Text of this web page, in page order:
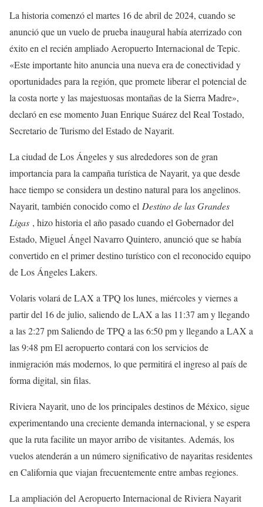
La historia comenzó el martes 16 de abril de 2024, cuando se
anunció que un vuelo de prueba inaugural había aterrizado con
éxito en el recién ampliado Aeropuerto Internacional de Tepic.
«Este importante hito anuncia una nueva era de conectividad y
oportunidades para la región, que promete liberar el potencial de
la costa norte y las majestuosas montañas de la Sierra Madre»,
declaró en ese momento Juan Enrique Suárez del Real Tostado,
Secretario de Turismo del Estado de Nayarit.
La ciudad de Los Ángeles y sus alrededores son de gran
importancia para la campaña turística de Nayarit, ya que desde
hace tiempo se considera un destino natural para los angelinos.
Nayarit, también conocido como el Destino de las Grandes
Ligas , hizo historia el año pasado cuando el Gobernador del
Estado, Miguel Ángel Navarro Quintero, anunció que se había
convertido en el primer destino turístico con el reconocido equipo
de Los Ángeles Lakers.
Volaris volará de LAX a TPQ los lunes, miércoles y viernes a
partir del 16 de julio, saliendo de LAX a las 11:37 am y llegando
a las 2:27 pm Saliendo de TPQ a las 6:50 pm y llegando a LAX a
las 9:48 pm El aeropuerto contará con los servicios de
inmigración más modernos, lo que permitirá el ingreso al país de
forma digital, sin filas.
Riviera Nayarit, uno de los principales destinos de México, sigue
experimentando una creciente demanda internacional, y se espera
que la ruta facilite un mayor arribo de visitantes. Además, los
vuelos atenderán a un número significativo de nayaritas residentes
en California que viajan frecuentemente entre ambas regiones.
La ampliación del Aeropuerto Internacional de Riviera Nayarit